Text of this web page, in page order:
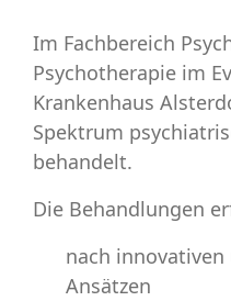
Im Fachbereich
Psychotherapie im
Krankenhaus
Spektrum
behandelt.
Die Behandlungen
nach
Ansätzen